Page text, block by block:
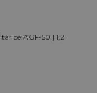
AGF-50 | 1,2